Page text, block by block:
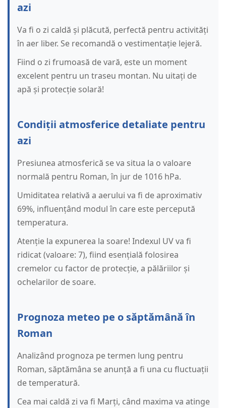
azi
Va fi o zi caldă și plăcută, perfectă pentru activități
în aer liber. Se recomandă o vestimentație lejeră.
Fiind o zi frumoasă de vară, este un moment
excelent pentru un traseu montan. Nu uitați de
apă și protecție solară!
Condiții atmosferice detaliate pentru
azi
Presiunea atmosferică se va situa la o valoare
normală pentru Roman, în jur de 1016 hPa.
Umiditatea relativă a aerului va fi de aproximativ
69%, influențând modul în care este percepută
temperatura.
Atenție la expunerea la soare! Indexul UV va fi
ridicat (valoare: 7), fiind esențială folosirea
cremelor cu factor de protecție, a pălăriilor și
ochelarilor de soare.
Prognoza meteo pe o săptămână în
Roman
Analizând prognoza pe termen lung pentru
Roman, săptămâna se anunță a fi una cu fluctuații
de temperatură.
Cea mai caldă zi va fi Marți, când maxima va atinge